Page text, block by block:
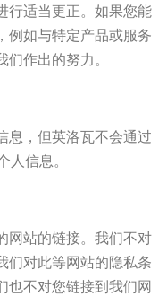
行适当更正。如果您能
例如与特定产品或服务
作出的努力。
息，但英洛瓦不会通过
信息。
网站的链接。我们不对
们对此等网站的隐私条
也不对您链接到我们网